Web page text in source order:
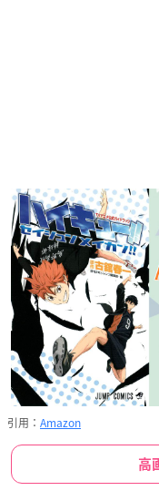
引用： Amazon
高